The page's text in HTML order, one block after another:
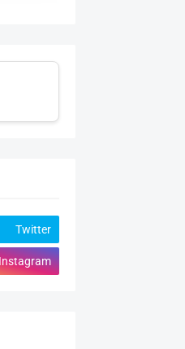
Twitter
Instagram